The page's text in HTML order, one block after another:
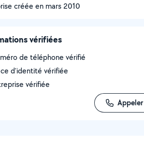
créée en mars 2010
vérifiées
de téléphone vérifié
d'identité vérifiée
vérifiée
Appeler